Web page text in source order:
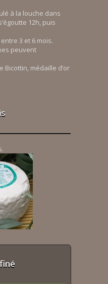
à la louche dans
12h, puis
3 et 6 mois.
peuvent
Bicottin, médaille d’or